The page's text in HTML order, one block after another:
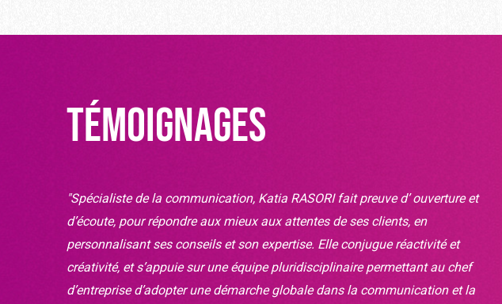
Témoignages
"Spécialiste de la communication, Katia RASORI fait preuve d’ ouverture et
d’écoute, pour répondre aux mieux aux attentes de ses clients, en
personnalisant ses conseils et son expertise. Elle conjugue réactivité et
créativité, et s’appuie sur une équipe pluridisciplinaire permettant au chef
d’entreprise d’adopter une démarche globale dans la communication et la